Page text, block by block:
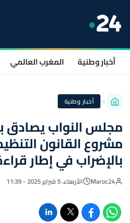
أخبار وطنية المغرب العالمي
أخبار وطنية
مجلس النواب يصادق
مشروع القانون
بالإضراب في إطار
Maroc24 الأربعاء، 5 فبراير 2025 - 11:39